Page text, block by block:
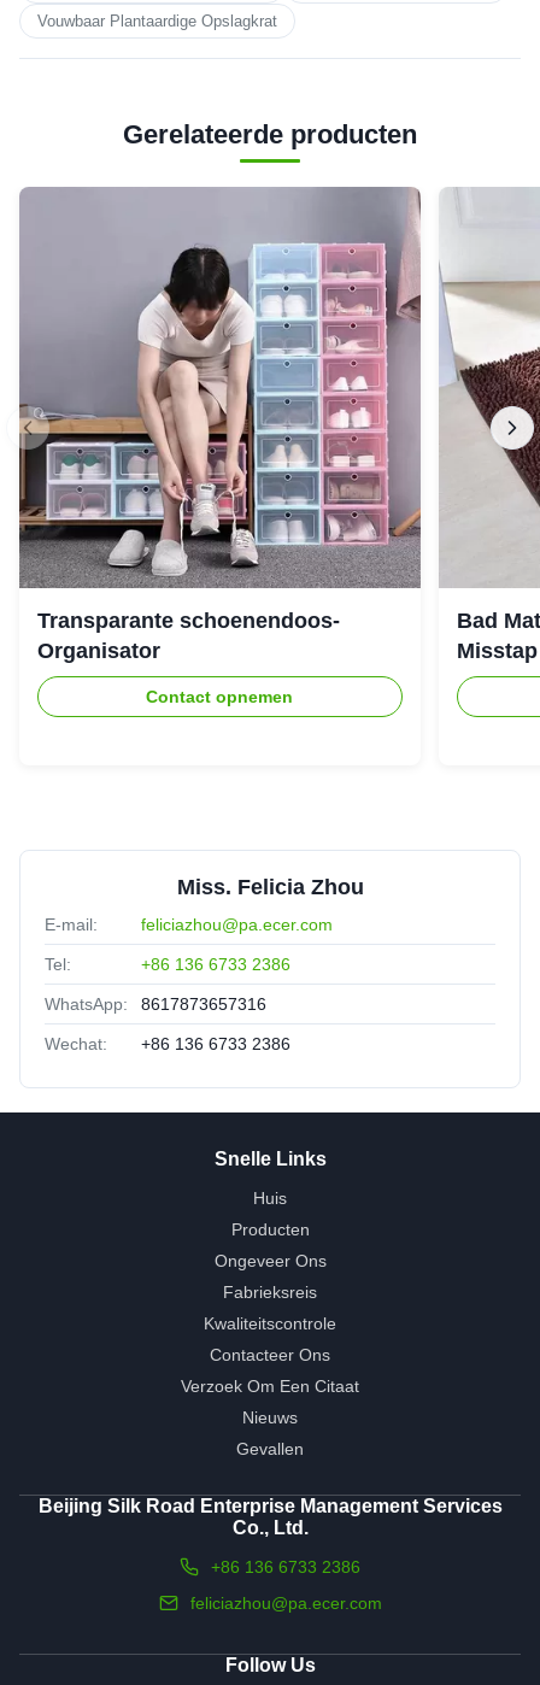
Vouwbaar Plantaardige Opslagkrat
Gerelateerde producten
Transparante schoenendoos-
Organisator
Contact opnemen
Bad
Miss. Felicia Zhou
E-mail: feliciazhou@pa.ecer.com
Tel: +86 136 6733 2386
WhatsApp: 8617873657316
Wechat: +86 136 6733 2386
Snelle Links
Huis
Producten
Ongeveer Ons
Fabrieksreis
Kwaliteitscontrole
Contacteer Ons
Verzoek Om Een Citaat
Nieuws
Gevallen
Beijing Silk Road Enterprise Management Services
Co., Ltd.
+86 136 6733 2386
feliciazhou@pa.ecer.com
Follow Us